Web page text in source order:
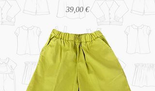
Prezzo
39,00 €